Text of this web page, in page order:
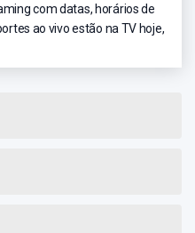
com datas, horários de
ao vivo estão na TV hoje,